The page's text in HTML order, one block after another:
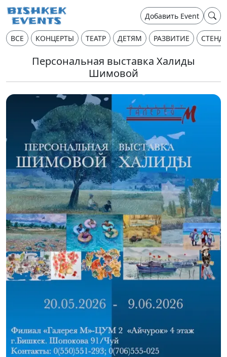
Добавить Event
ВСЕ КОНЦЕРТЫ ТЕАТР ДЕТЯМ РАЗВИТИЕ
Персональная выставка Халиды
Шимовой